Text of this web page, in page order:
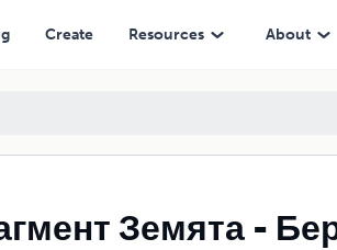
Create Resources About
Земята -